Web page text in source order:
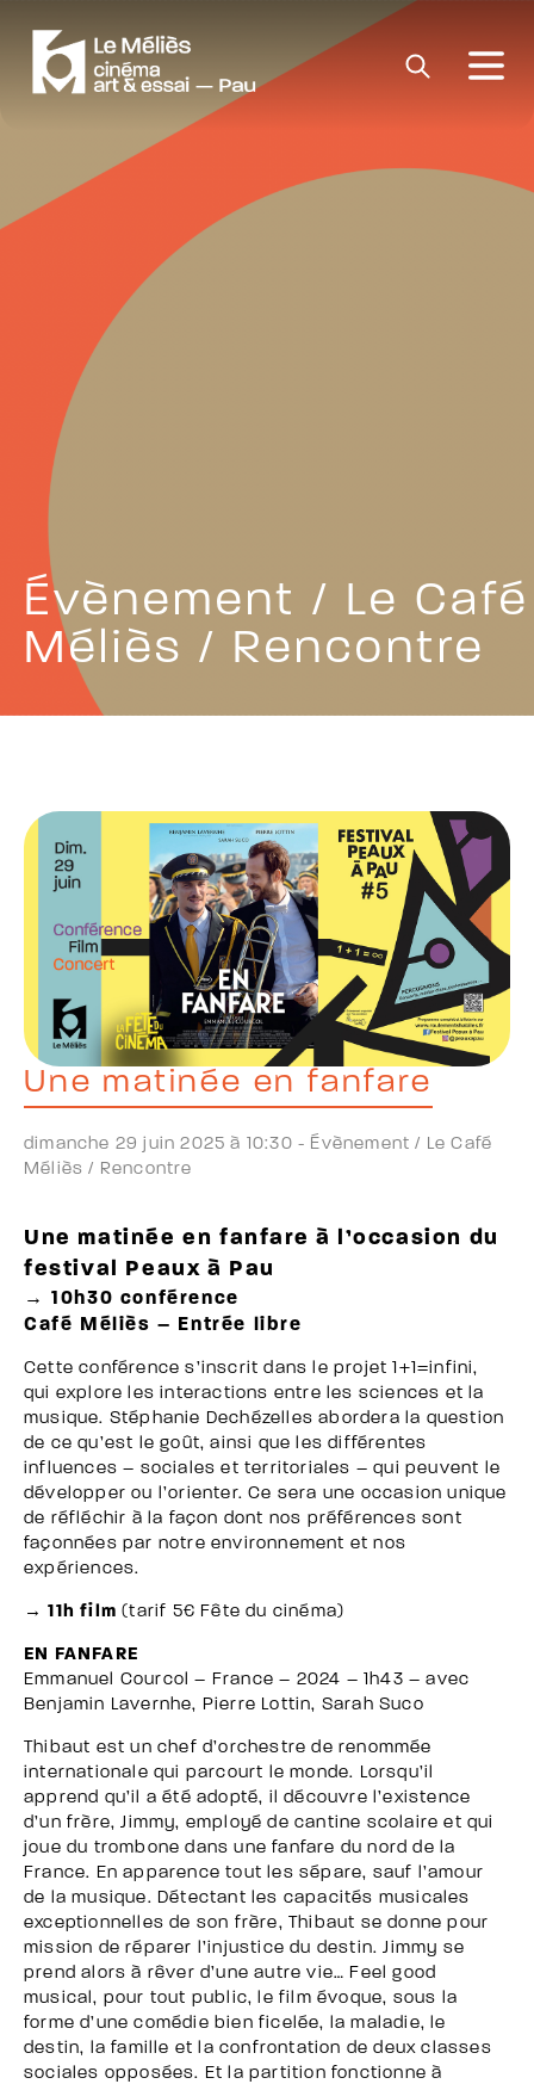
Évènement / Le Café
Méliès / Rencontre
Une matinée en fanfare
dimanche 29 juin 2025 à 10:30 - Évènement / Le Café
Méliès / Rencontre
Une matinée en fanfare à l’occasion du
festival Peaux à Pau
→ 10h30 conférence
Café Méliès – Entrée libre
Cette conférence s’inscrit dans le projet 1+1=infini,
qui explore les interactions entre les sciences et la
musique. Stéphanie Dechézelles abordera la question
de ce qu’est le goût, ainsi que les différentes
influences – sociales et territoriales – qui peuvent le
développer ou l’orienter. Ce sera une occasion unique
de réfléchir à la façon dont nos préférences sont
façonnées par notre environnement et nos
expériences.
→ 11h film (tarif 5€ Fête du cinéma)
EN FANFARE
Emmanuel Courcol – France – 2024 – 1h43 – avec
Benjamin Lavernhe, Pierre Lottin, Sarah Suco
Thibaut est un chef d’orchestre de renommée
internationale qui parcourt le monde. Lorsqu’il
apprend qu’il a été adopté, il découvre l’existence
d’un frère, Jimmy, employé de cantine scolaire et qui
joue du trombone dans une fanfare du nord de la
France. En apparence tout les sépare, sauf l’amour
de la musique. Détectant les capacités musicales
exceptionnelles de son frère, Thibaut se donne pour
mission de réparer l’injustice du destin. Jimmy se
prend alors à rêver d’une autre vie… Feel good
musical, pour tout public, le film évoque, sous la
forme d’une comédie bien ficelée, la maladie, le
destin, la famille et la confrontation de deux classes
sociales opposées. Et la partition fonctionne à